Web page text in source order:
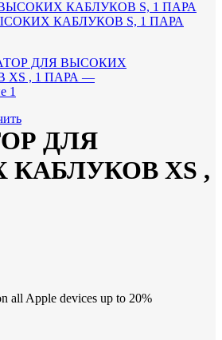
КАБЛУКОВ S, 1 ПАРА
ДЛЯ
XS ,
all Apple devices up to 20%